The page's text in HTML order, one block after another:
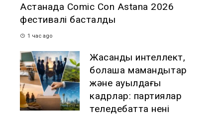
Астанада Comic Con Astana 2026
фестивалі басталды
1 час ago
Жасанды интеллект,
болашақ мамандықтар
және ауылдағы
кадрлар: партиялар
теледебатта нені